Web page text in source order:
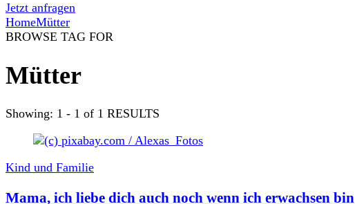
Jetzt anfragen
HomeMütter
BROWSE TAG FOR
Mütter
Showing: 1 - 1 of 1 RESULTS
Kind und Familie
Mama, ich liebe dich auch noch wenn ich erwachsen bin